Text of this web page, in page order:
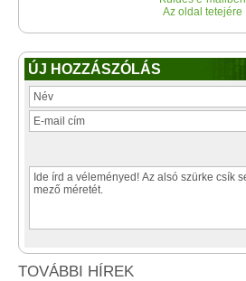
Az oldal tetejére
ÚJ HOZZÁSZÓLÁS
TOVÁBBI HÍREK